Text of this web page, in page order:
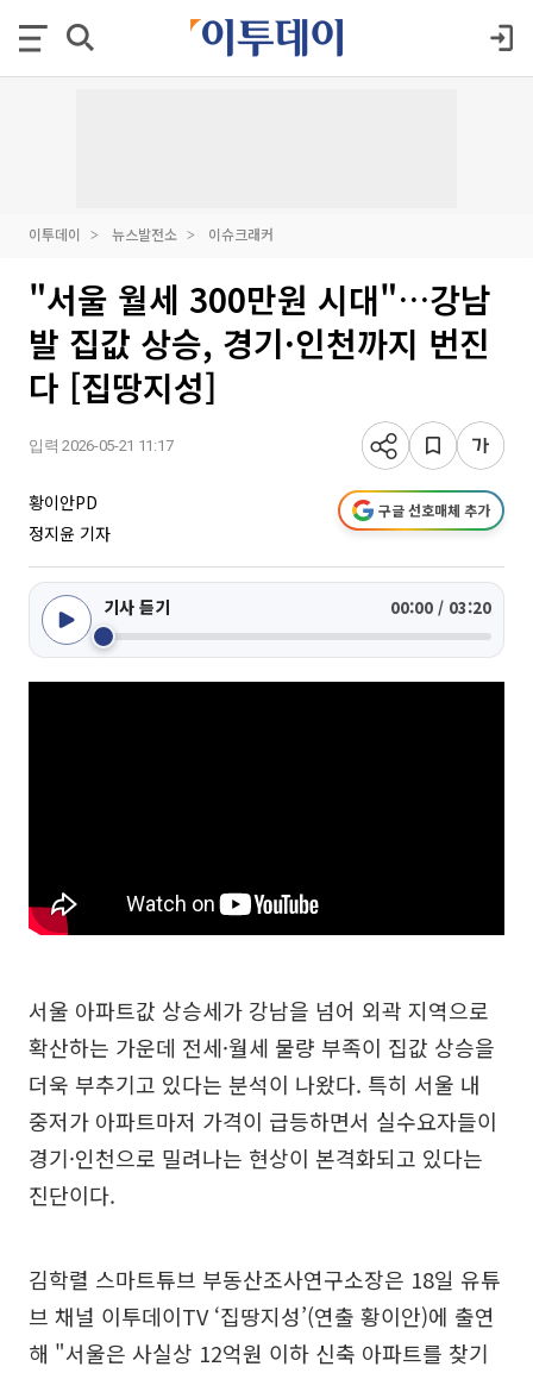
이투데이 뉴스발전소 이슈크래커
"서울 월세 300만원 시대"…강남
발 집값 상승, 경기·인천까지 번진
다 [집땅지성]
입력 2026-05-21 11:17
황이안PD
정지윤 기자
구글 선호매체 추가
기사 듣기 00:00 / 03:20
서울 아파트값 상승세가 강남을 넘어 외곽 지역으로
확산하는 가운데 전세·월세 물량 부족이 집값 상승을
더욱 부추기고 있다는 분석이 나왔다. 특히 서울 내
중저가 아파트마저 가격이 급등하면서 실수요자들이
경기·인천으로 밀려나는 현상이 본격화되고 있다는
진단이다.
김학렬 스마트튜브 부동산조사연구소장은 18일 유튜
브 채널 이투데이TV ‘집땅지성’(연출 황이안)에 출연
해 "서울은 사실상 12억원 이하 신축 아파트를 찾기